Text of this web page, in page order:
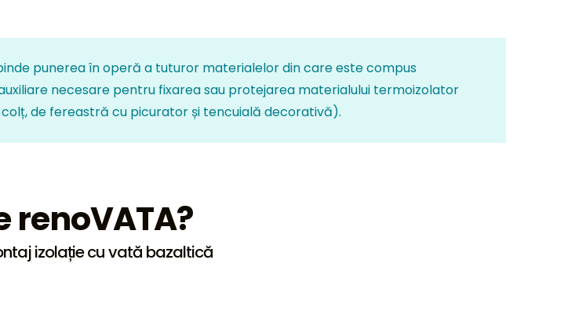
punerea în operă a tuturor materialelor din care este compus
necesare pentru fixarea sau protejarea materialului termoizolator
de fereastră cu picurator și tencuială decorativă).
renoVATA?
izolație cu vată bazaltică